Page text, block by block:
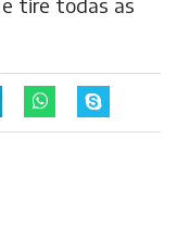
tire todas as